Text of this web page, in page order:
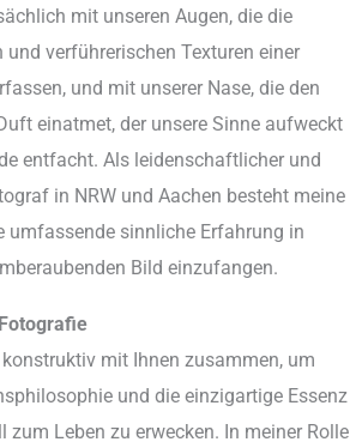
mit unseren Augen, die die
und verführerischen Texturen einer
und mit unserer Nase, die den
einatmet, der unsere Sinne aufweckt
entfacht. Als leidenschaftlicher und
in NRW und Aachen besteht meine
umfassende sinnliche Erfahrung in
Bild einzufangen.
mit Ihnen zusammen, um
und die einzigartige Essenz
zum Leben zu erwecken. In meiner Rolle